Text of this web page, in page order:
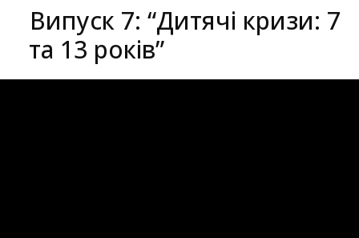
Випуск 7: “Дитячі кризи: 7
та 13 років”